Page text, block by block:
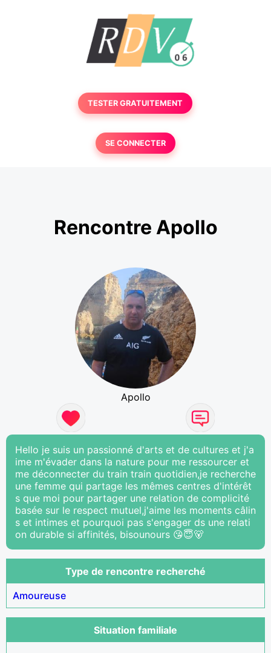
TESTER GRATUITEMENT
SE CONNECTER
Rencontre Apollo
Apollo
Hello je suis un passionné d'arts et de cultures et j'a
ime m'évader dans la nature pour me ressourcer et
me déconnecter du train train quotidien,je recherche
une femme qui partage les mêmes centres d'intérêt
s que moi pour partager une relation de complicité
basée sur le respect mutuel,j'aime les moments câlin
s et intimes et pourquoi pas s'engager ds une relati
on durable si affinités, bisounours 😘😇🐻
Type de rencontre recherché
Amoureuse
Situation familiale